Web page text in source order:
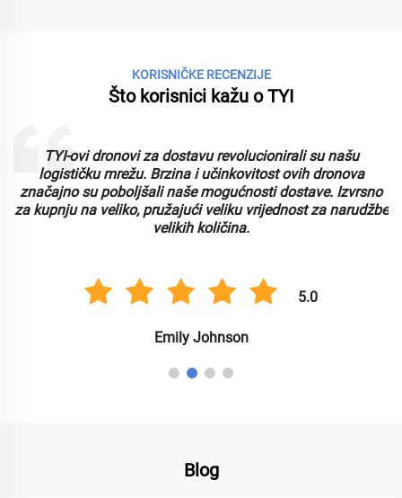
KORISNIČKE RECENZIJE
Što korisnici kažu o TYI
revolucionirali su našu
učinkovitost ovih dronova
mogućnosti dostave. Izvrsno
veliku vrijednost za narudžbe
5.0
TYI FPV dron nadmašio
superiornom izvedbom i
Idealno za nabavu na
konkurentnim
Blog